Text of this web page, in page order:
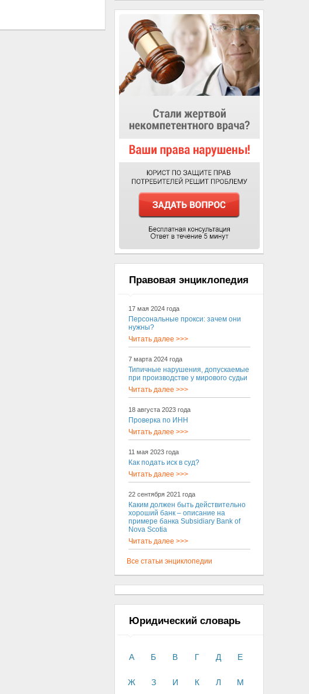
Правовая энциклопедия
17 мая 2024 года
Персональные прокси: зачем они
нужны?
Читать далее >>>
7 марта 2024 года
Типичные нарушения, допускаемые
при производстве у мирового судьи
Читать далее >>>
18 августа 2023 года
Проверка по ИНН
Читать далее >>>
11 мая 2023 года
Как подать иск в суд?
Читать далее >>>
22 сентября 2021 года
Каким должен быть действительно
хороший банк – описание на
примере банка Subsidiary Bank of
Nova Scotia
Читать далее >>>
Все статьи энциклопедии
Юридический словарь
А Б В Г Д Е
Ж З И К Л М